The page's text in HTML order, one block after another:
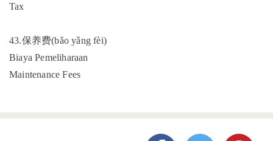
Tax
43.保养费(bǎo yǎng fèi)
Biaya Pemeliharaan
Maintenance Fees